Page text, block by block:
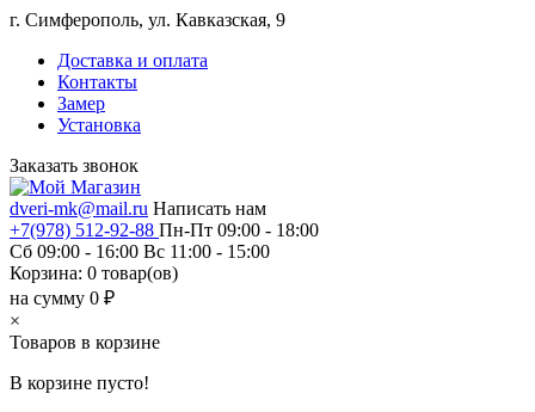
г. Симферополь, ул. Кавказская, 9
Доставка и оплата
Контакты
Замер
Установка
Заказать звонок
dveri-mk@mail.ru Написать нам
+7(978) 512-92-88 Пн-Пт 09:00 - 18:00
Сб 09:00 - 16:00 Вс 11:00 - 15:00
Корзина: 0 товар(ов)
на сумму 0 ₽
×
Товаров в корзине
В корзине пусто!